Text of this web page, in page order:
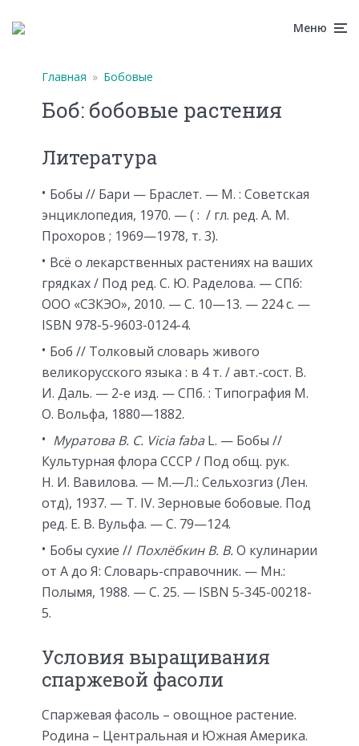
Меню
Главная » Бобовые
Боб: бобовые растения
Литература
Бобы // Бари — Браслет. — М. : Советская
энциклопедия, 1970. — ( : / гл. ред. А. М.
Прохоров ; 1969—1978, т. 3).
Всё о лекарственных растениях на ваших
грядках / Под ред. С. Ю. Раделова. — СПб:
ООО «СЗКЭО», 2010. — С. 10—13. — 224 с. —
ISBN 978-5-9603-0124-4.
Боб // Толковый словарь живого
великорусского языка : в 4 т. / авт.-сост. В.
И. Даль. — 2-е изд. —СПб. : Типография М.
О. Вольфа, 1880—1882.
Муратова В. С. Vicia faba L. — Бобы //
Культурная флора СССР / Под общ. рук.
Н. И. Вавилова. — М.—Л.: Сельхозгиз (Лен.
отд), 1937. — Т. IV. Зерновые бобовые. Под
ред. Е. В. Вульфа. — С. 79—124.
Бобы сухие // Похлёбкин В. В.О кулинарии
от А до Я: Словарь-справочник. — Мн.:
Полымя, 1988. — С. 25. — ISBN 5-345-00218-
5.
Условия выращивания
спаржевой фасоли
Спаржевая фасоль – овощное растение.
Родина – Центральная и Южная Америка.